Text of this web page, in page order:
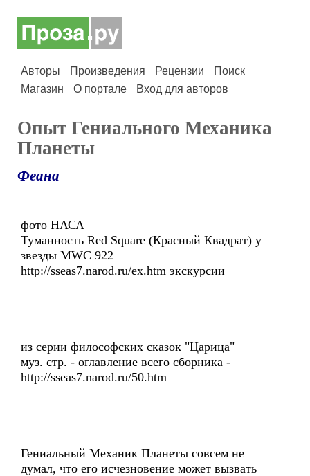
Авторы Произведения Рецензии
Поиск
Магазин
О портале Вход для авторов
Опыт Гениального Механика
Планеты
Феана
фото НАСА
Туманность Red Square (Красный Квадрат) у
звезды MWC 922
http://sseas7.narod.ru/ex.htm экскурсии
из серии философских сказок "Царица"
муз. стр. - оглавление всего сборника -
http://sseas7.narod.ru/50.htm
Гениальный Механик Планеты совсем не
думал, что его исчезновение может вызвать